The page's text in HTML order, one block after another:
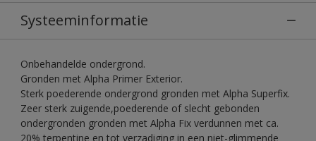
Systeeminformatie
Onbehandelde ondergrond.
Gronden met Alpha Primer Exterior.
Sterk poederende ondergrond gronden met Alpha Superfix.
Zeer sterk zuigende,poederende of slecht gebonden
ondergronden gronden met Alpha Fix verdunnen met ca.
20% terpentine en tot verzadiging in een niet-glimmende